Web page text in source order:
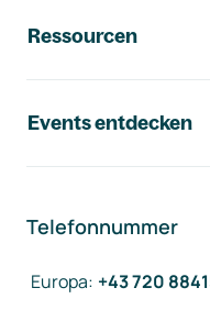
Ressourcen
Events entdecken
Telefonnummer
Europa: +43 720